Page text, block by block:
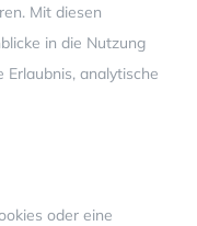
Mit diesen
in die Nutzung
analytische
oder eine